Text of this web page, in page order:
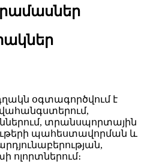
օգտագործվում է
տրանսպորտային
պահեստավորման և
ոլորտներում։